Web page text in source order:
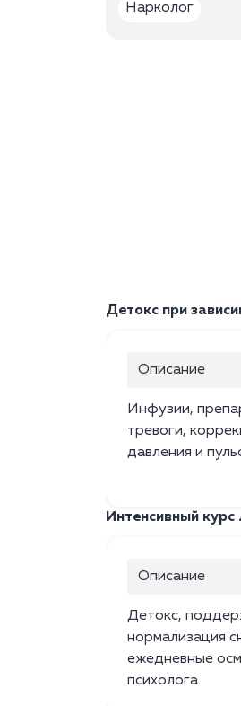
Нарколог
Детокс при
Описание
Инфузии,
тревоги,
давления и
Интенсивный
Описание
Детокс,
нормализация
ежедневные
психолога.